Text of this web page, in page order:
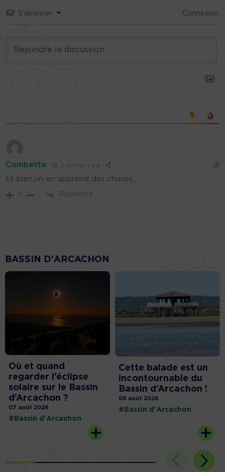
S’abonner Connexion
Combette 2 années il y a
Et bien,on en apprend des choses….
0 Répondre
BASSIN D'ARCACHON
Où et quand
regarder l’éclipse
solaire sur le Bassin
d’Arcachon ?
07 août 2026
#Bassin d'Arcachon
Cette balade est un
incontournable du
Bassin d’Arcachon !
06 août 2026
#Bassin d'Arcachon